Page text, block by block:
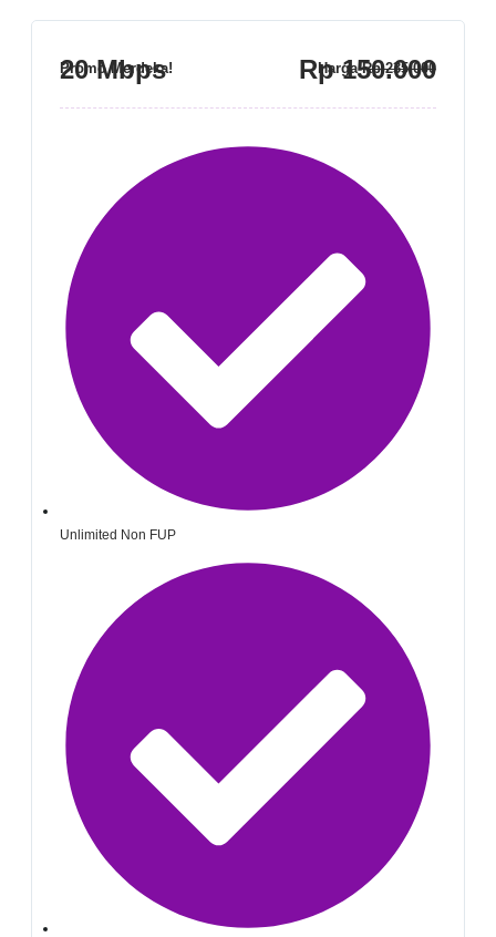
Promo Merdeka!
20 Mbps HargaRp 235.000
Rp 150.000
Unlimited Non FUP